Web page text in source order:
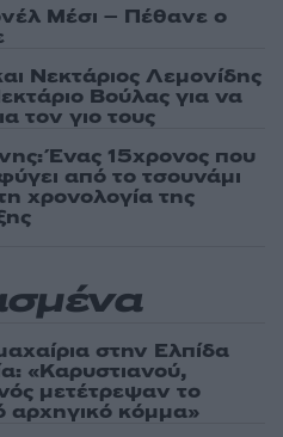
Μέσι – Πέθανε ο
Νεκτάριος Λεμονίδης
Βούλας για να
τον γιο τους
Ένας 15χρονος που
από το τσουνάμι
χρονολογία της
στην Ελπίδα
«Καρυστιανού,
μετέτρεψαν το
αρχηγικό κόμμα»